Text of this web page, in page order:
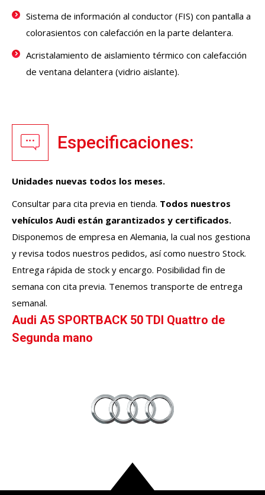
Sistema de información al conductor (FIS) con pantalla a
colorasientos con calefacción en la parte delantera.
Acristalamiento de aislamiento térmico con calefacción
de ventana delantera (vidrio aislante).
Especificaciones:
Unidades nuevas todos los meses.
Consultar para cita previa en tienda. Todos nuestros
vehículos Audi están garantizados y certificados.
Disponemos de empresa en Alemania, la cual nos gestiona
y revisa todos nuestros pedidos, así como nuestro Stock.
Entrega rápida de stock y encargo. Posibilidad fin de
semana con cita previa. Tenemos transporte de entrega
semanal.
Audi A5 SPORTBACK 50 TDI Quattro de
Segunda mano